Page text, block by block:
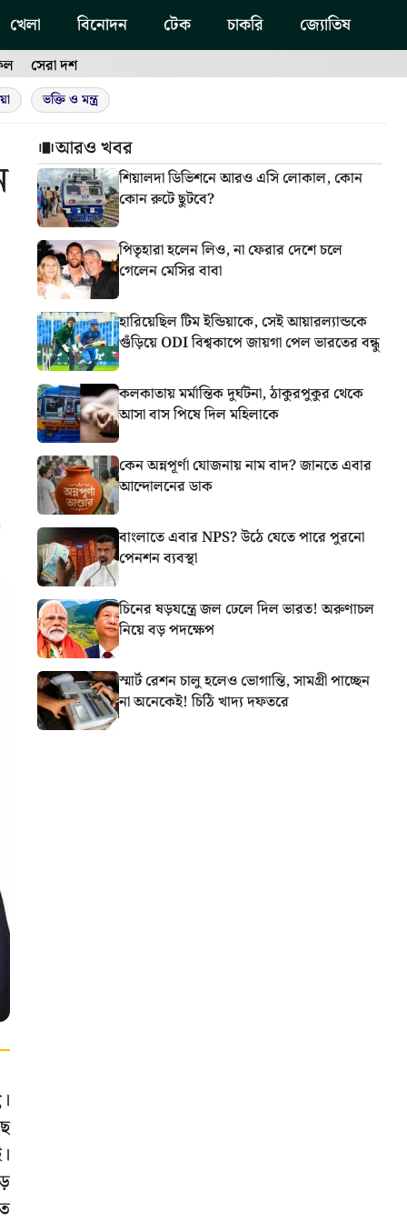
খেলা বিনোদন টেক চাকরি জ্যোতিষ
সেরা দশ
ভক্তি ও মন্ত্র
আরও খবর
শিয়ালদা ডিভিশনে আরও এসি লোকাল, কোন
কোন রুটে ছুটবে?
পিতৃহারা হলেন লিও, না ফেরার দেশে চলে
গেলেন মেসির বাবা
হারিয়েছিল টিম ইন্ডিয়াকে, সেই আয়ারল্যান্ডকে
গুঁড়িয়ে ODI বিশ্বকাপে জায়গা পেল ভারতের বন্ধু
কলকাতায় মর্মান্তিক দুর্ঘটনা, ঠাকুরপুকুর থেকে
আসা বাস পিষে দিল মহিলাকে
কেন অন্নপূর্ণা যোজনায় নাম বাদ? জানতে এবার
আন্দোলনের ডাক
বাংলাতে এবার NPS? উঠে যেতে পারে পুরনো
পেনশন ব্যবস্থা
চিনের ষড়যন্ত্রে জল ঢেলে দিল ভারত! অরুণাচল
নিয়ে বড় পদক্ষেপ
স্মার্ট রেশন চালু হলেও ভোগান্তি, সামগ্রী পাচ্ছেন
না অনেকেই! চিঠি খাদ্য দফতরে